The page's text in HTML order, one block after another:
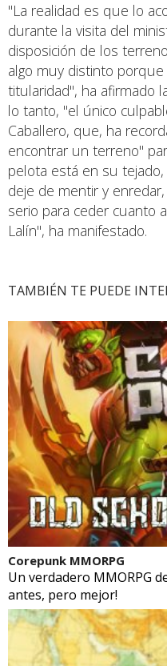
"La realidad es que lo
durante la visita del
disposición de los
algo muy distinto
titularidad", ha afirmado
lo tanto, "el único
Caballero, que, ha
encontrar un terreno"
pelota está en su
deje de mentir y
serio para ceder cuanto
Lalín", ha manifestado.
TAMBIÉN TE PUEDE
Corepunk MMORPG
Un verdadero MMORPG
antes, pero mejor!